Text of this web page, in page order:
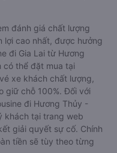
đánh giá chất lượng
lợi cao nhất, được hưởng
đi Gia Lai từ Hương
có thể đặt mua tại
xe khách chất lượng,
giữ chỗ 100%. Đối với
đi Hương Thủy -
khách tại trang web
giải quyết sự cố. Chính
tiền sẽ tùy theo từng